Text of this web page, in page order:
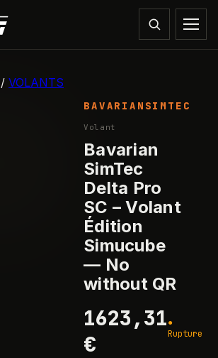
/ VOLANTS
1/6
BAVARIANSIMTEC
Volant
Bavarian
SimTec
Delta Pro
SC – Volant
Édition
Simucube
— No
without QR
1623,31
€
●
Rupture